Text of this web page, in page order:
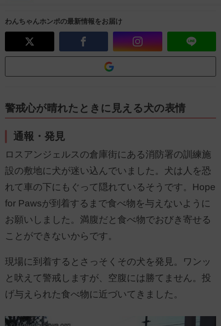
わんちゃんホンポの最新情報をお届け
警戒心が晴れたときに見える犬の表情
通報・発見
ロスアンジェルスの倉庫街にある消防署の訓練施
設の敷地に犬が迷い込んでいました。犬は人を恐
れて車の下にもぐって隠れているそうです。Hope
for Pawsが到着するまで食べ物を与えないように
お願いしました。満腹だと食べ物でおびき寄せる
ことができないからです。
現場に到着するとさっそくその犬を発見。ワンッ
と吠えて警戒しますが、空腹には勝てません。投
げ与えられた食べ物に近づいてきました。